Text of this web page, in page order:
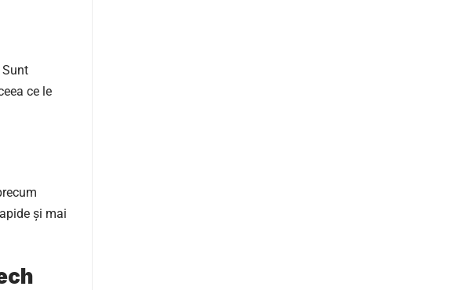
ce le
și mai